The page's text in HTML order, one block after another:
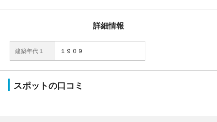
詳細情報
建築年代１ １９０９
スポットの口コミ